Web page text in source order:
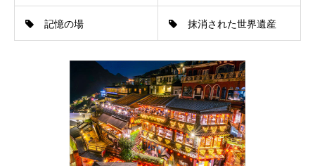
記憶の場 抹消された世界遺産